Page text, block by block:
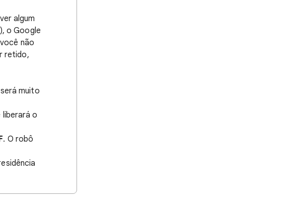
algum
o Google
não
retido,
muito
liberará o
. O robô